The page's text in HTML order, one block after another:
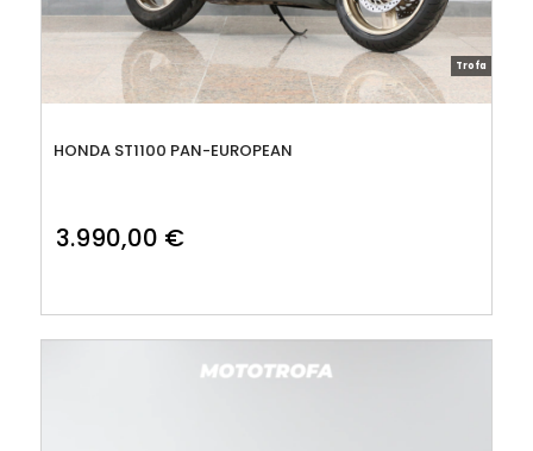
Trofa
HONDA ST1100 PAN-EUROPEAN
3.990,00 €